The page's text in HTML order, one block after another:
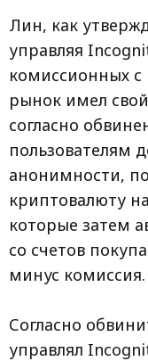
Лин, как
управляя
комиссионных
рынок имел
согласно
пользователям
анонимности,
криптовалюту
которые затем
со счетов
минус комиссия.
Согласно
управлял